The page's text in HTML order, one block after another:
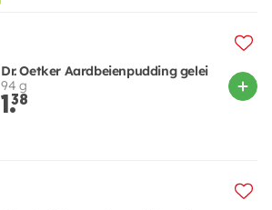
Dr. Oetker Aardbeienpudding gelei
94 g
1.38